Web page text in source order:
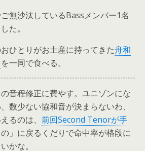
無沙汰しているBassメンバー1名
た。
ひとりがお土産に持ってきた舟和
を一同で食べる。
音程修正に費やす。ユニゾンにな
数少ない協和音が決まらないわ、
るのは、 前回Second Tenorが手
の」に戻るくだりで命中率が格段に
かな。